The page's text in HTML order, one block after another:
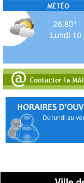
26.83°
Lundi 10
Du lundi au